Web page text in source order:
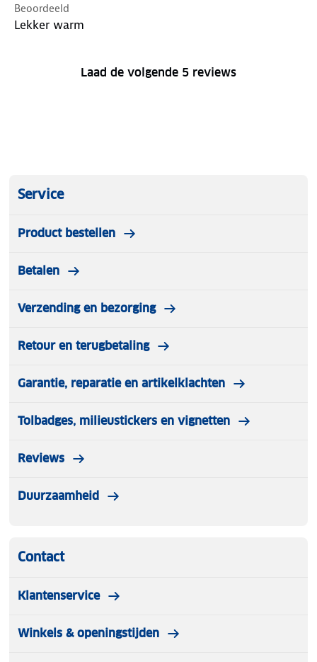
Beoordeeld
Lekker warm
Laad de volgende 5 reviews
Service
Product bestellen
Betalen
Verzending en bezorging
Retour en terugbetaling
Garantie, reparatie en artikelklachten
Tolbadges, milieustickers en vignetten
Reviews
Duurzaamheid
Contact
Klantenservice
Winkels & openingstijden